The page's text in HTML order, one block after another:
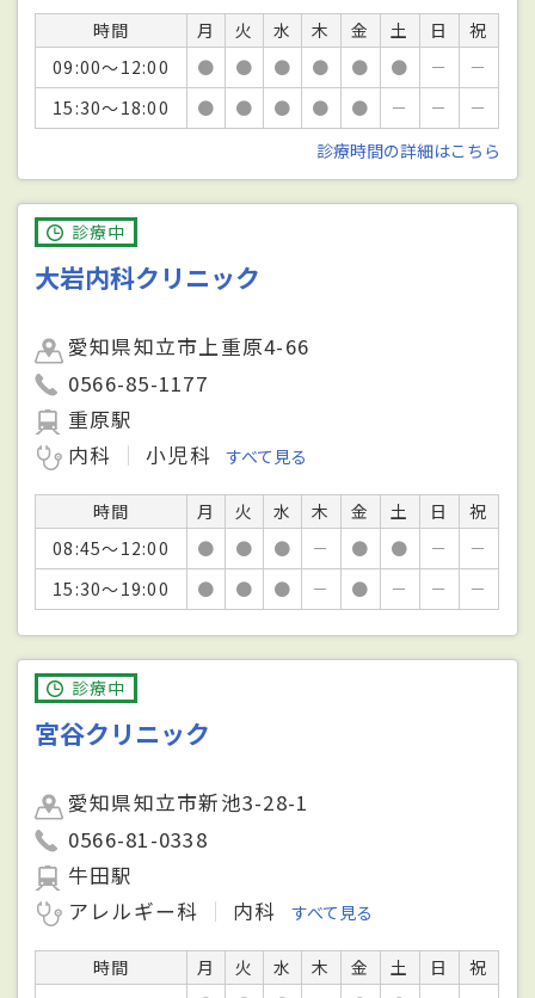
時間 月 火 水 木 金 土 日
祝
09:00～12:00
● ● ● ● ● ● －
－
15:30～18:00
● ● ● ● ● － －
－
診療時間の詳細はこちら
診療中
大岩内科クリニック
愛知県知立市上重原4-66
0566-85-1177
重原駅
内科
小児科 すべて見る
時間 月 火 水 木 金 土 日
祝
08:45～12:00
● ● ● － ● ● －
－
15:30～19:00
● ● ● － ● － － －
診療中
宮谷クリニック
愛知県知立市新池3-28-1
0566-81-0338
牛田駅
アレルギー科
内科 すべて見る
時間 月 火 水 木 金 土 日
祝